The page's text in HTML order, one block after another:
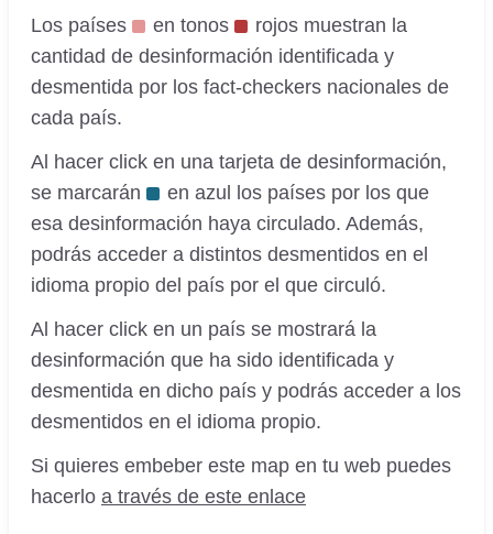
Los países
en tonos
rojos muestran la
cantidad de desinformación identificada y
desmentida por los fact-checkers nacionales de
cada país.
Al hacer click en una tarjeta de desinformación,
se marcarán
en azul los países por los que
esa desinformación haya circulado. Además,
podrás acceder a distintos desmentidos en el
idioma propio del país por el que circuló.
Al hacer click en un país se mostrará la
desinformación que ha sido identificada y
desmentida en dicho país y podrás acceder a los
desmentidos en el idioma propio.
Si quieres embeber este map en tu web puedes
hacerlo a través de este enlace